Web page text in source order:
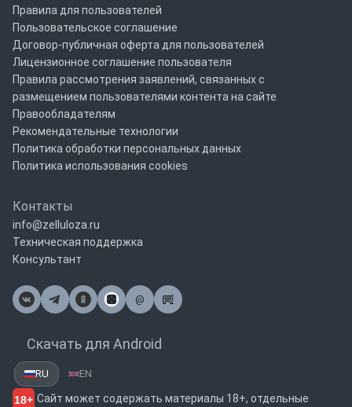
Правила для пользователей
Пользовательское соглашение
Договор-публичная оферта для пользователей
Лицензионное соглашение пользователя
Правила рассмотрения заявлений, связанных с
размещением пользователями контента на сайте
Правообладателям
Рекомендательные технологии
Политика обработки персональных данных
Политика использования cookies
Контакты
info@zelluloza.ru
Техническая поддержка
Консультант
@
Почта
Скачать для Android
RU EN
18+ Сайт может содержать материалы 18+, отдельные